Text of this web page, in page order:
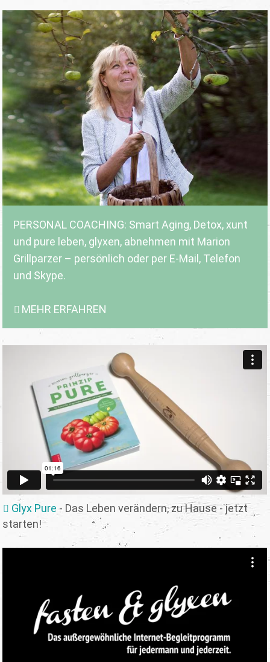
PERSONAL COACHING: Smart Aging, Detox, xunt
und pure leben, glyxen, abnehmen mit Marion
Grillparzer – persönlich oder per E-Mail, Telefon
und Skype.
MEHR ERFAHREN
Glyx Pure - Das Leben verändern, zu Hause - jetzt
starten!